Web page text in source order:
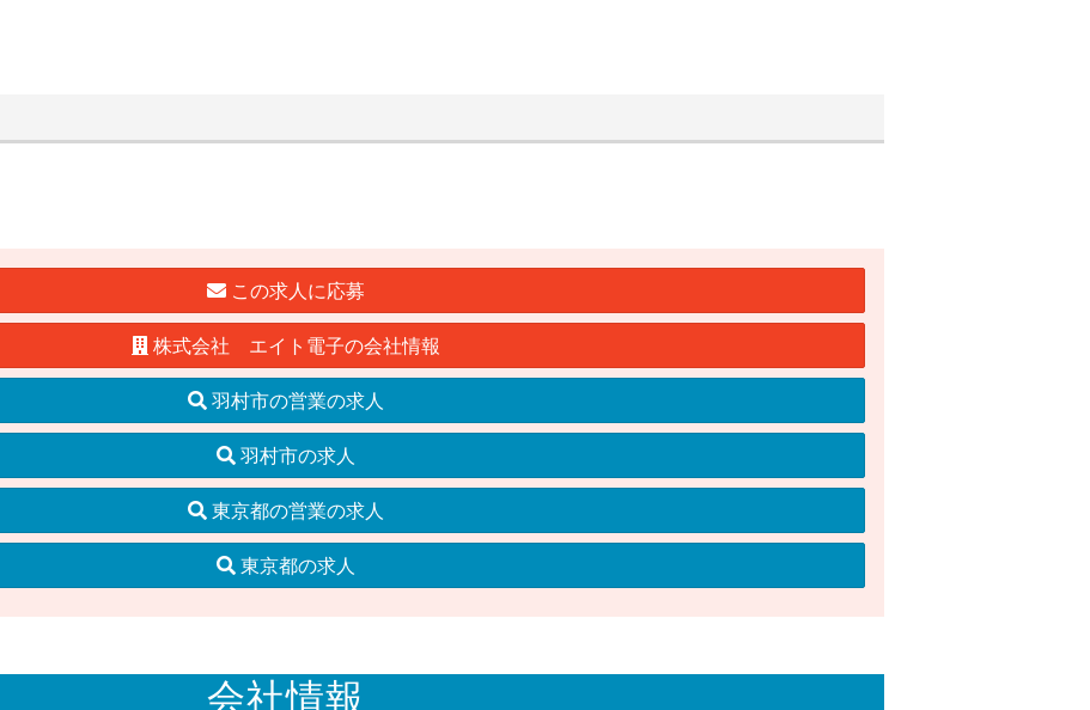
この求人に応募
株式会社 エイト電子の会社情報
羽村市の営業の求人
羽村市の求人
東京都の営業の求人
東京都の求人
会社情報